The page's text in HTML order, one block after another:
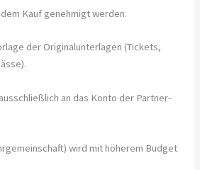
Kauf genehmigt werden.
der Originalunterlagen (Tickets,
an das Konto der Partner-
wird mit höherem Budget